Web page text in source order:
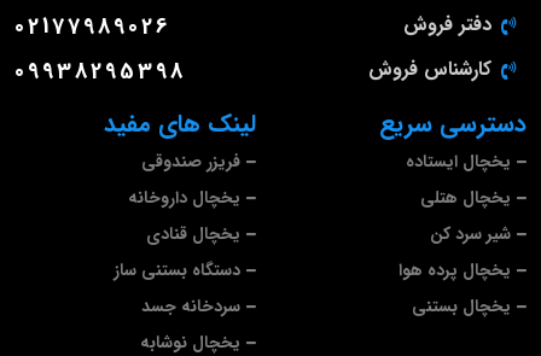
لینک های مفید
فریزر صندوقی
یخچال داروخانه
یخچال قنادی
دستگاه بستنی ساز
سردخانه جسد
یخچال نوشابه
دسترسی سریع
یخچال ایستاده
یخچال هتلی
شیر سرد کن
یخچال پرده هوا
یخچال بستنی
دفتر فروش 02177989026
کارشناس فروش 09938295398